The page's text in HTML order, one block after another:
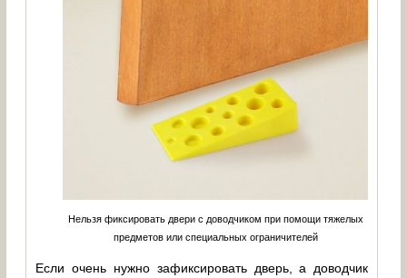
Нельзя фиксировать двери с доводчиком при помощи тяжелых
предметов или специальных ограничителей
Если очень нужно зафиксировать дверь, а доводчик